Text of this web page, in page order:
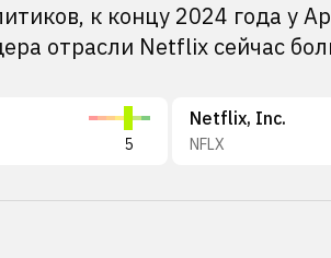
к концу 2024 года у
отрасли Netflix сейчас
5
Netflix, Inc.
NFLX